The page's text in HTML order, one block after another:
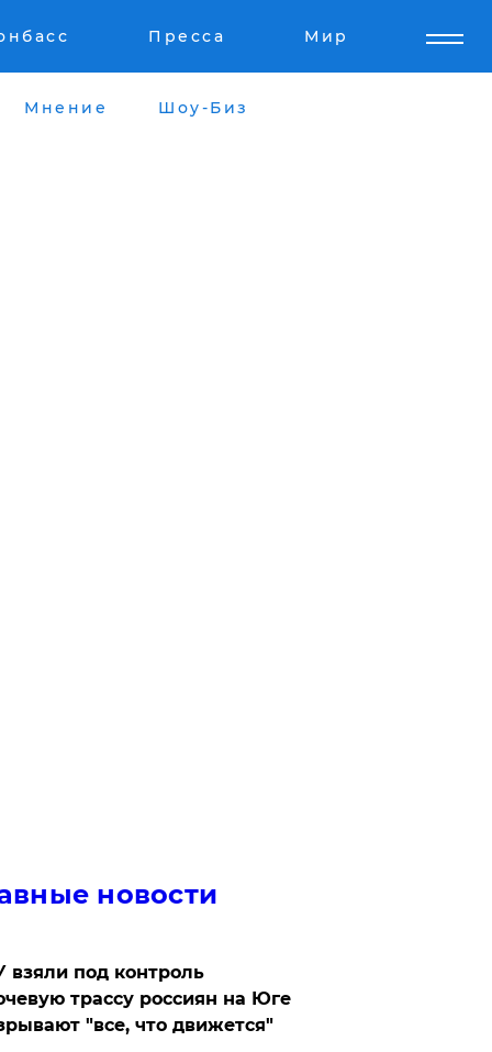
Пресса Мир
Мнение Шоу-Биз
новости
взяли под контроль
трассу россиян на Юге
"все, что движется"